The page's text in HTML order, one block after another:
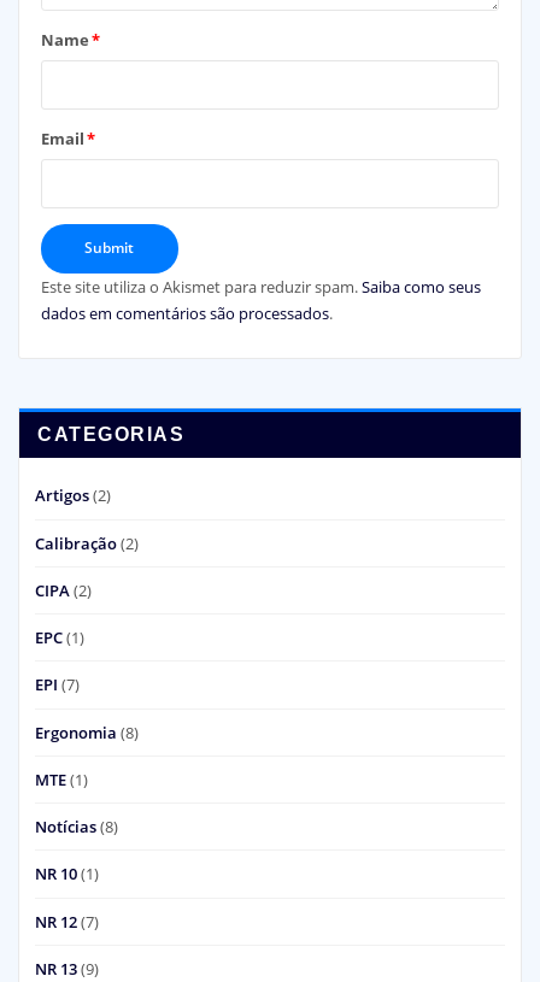
Name*
Email*
Este site utiliza o Akismet para reduzir spam.Saiba como seus
dados em comentários são processados.
CATEGORIAS
Artigos(2)
Calibração(2)
CIPA(2)
EPC(1)
EPI (7)
Ergonomia (8)
MTE(1)
Notícias(8)
NR 10(1)
NR 12(7)
NR 13(9)